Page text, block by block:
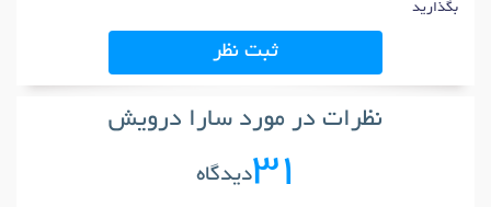
بگذارید
ثبت نظر
نظرات در مورد سارا درویش
31دیدگاه